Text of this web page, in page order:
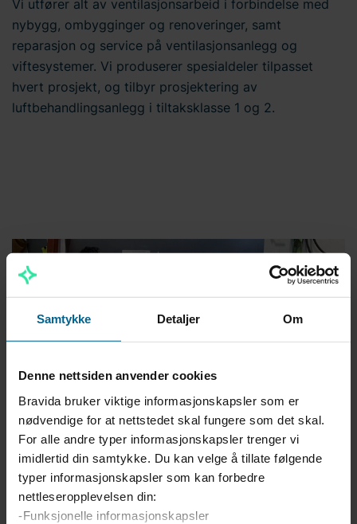
Samtykke Detaljer Om
Denne nettsiden anvender cookies
Bravida bruker viktige informasjonskapsler som er
nødvendige for at nettstedet skal fungere som det skal.
For alle andre typer informasjonskapsler trenger vi
imidlertid din samtykke. Du kan velge å tillate følgende
typer informasjonskapsler som kan forbedre
nettleseropplevelsen din:
-Funksjonelle informasjonskapsler
Vi utfører alt av ventilasjonsarbeid i forbindelse med
nybygg, ombygginger og renoveringer, samt
reparasjon og service på ventilasjonsanlegg og
viftesystemer. Vi produserer spesialdeler tilpasset
hvert prosjekt, og tilbyr prosjektering av
luftbehandlingsanlegg i tiltaksklasse 1 og 2.
Stålarbeider